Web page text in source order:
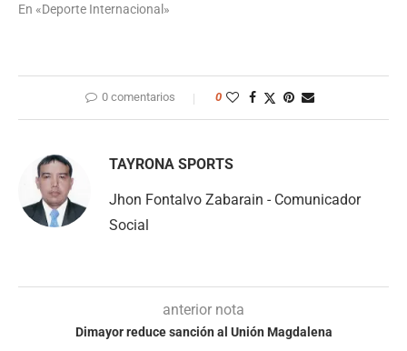
En «Deporte Internacional»
0 comentarios 0
TAYRONA SPORTS
Jhon Fontalvo Zabarain - Comunicador
Social
anterior nota
Dimayor reduce sanción al Unión Magdalena